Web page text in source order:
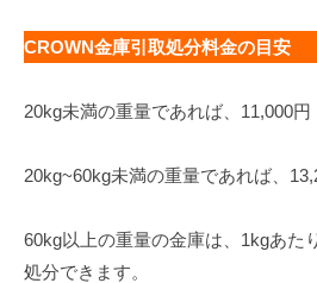
CROWN金庫引取処分料金の目安
20kg未満の重量であれば、11,000円
20kg~60kg未満の重量であれば、
60kg以上の重量の金庫は、1kgあた
処分できます。